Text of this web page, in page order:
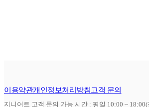
이용약관개인정보처리방침고객 문의
지니어트 고객 문의 가능 시간 : 평일 10:00 ~